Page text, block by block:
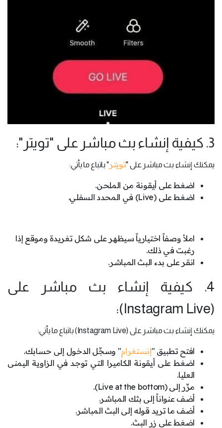
3. كيفية إنشاء بث مباشر على "تويتر":
يمكنك إنشاء بث مباشر على "تويتر " باتباع ما يأتي:
اضغط على أيقونة من الملحن.
اضغط على (Live) في المحدد السفلي.
املأ وصفاً اختيارياً سيظهر على شكل تغريدة وموقع إذا
رغبت في ذلك.
انقر على بدء البث المباشر.
4. كيفية إنشاء بث مباشر على
(Instagram Live):
يمكنك إنشاء بث مباشر على (Instagram Live) باتباع ما يأتي:
افتح تطبيق "إنستغرام" وسجِّل الدخول إلى حسابك.
اضغط على أيقونة الكاميرا التي توجد في الزاوية اليمنى
العليا.
مرِّر إلى (Live at the bottom).
أضف عنواناً إلى بثك المباشر.
أضف ما تريد قوله إلى البث المباشر.
اضغط على زر البث.